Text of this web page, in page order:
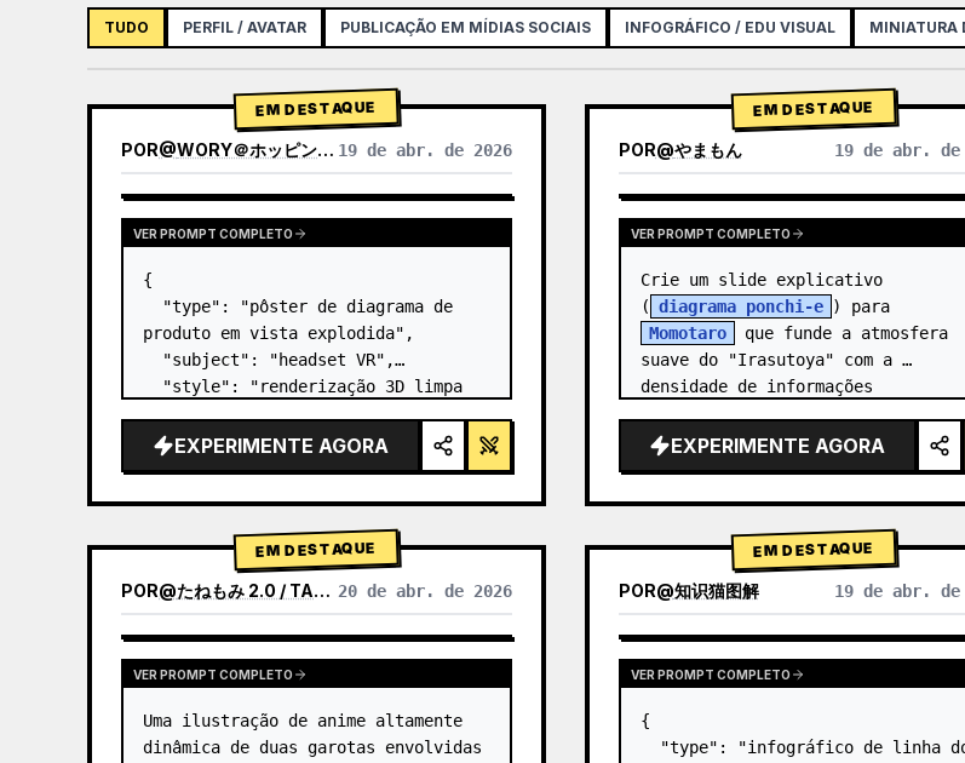
TUDO PERFIL / AVATAR PUBLICAÇÃO EM MÍDIAS SOCIAIS INFOGRÁFICO / EDU VISUAL MINIATURA
EM DESTAQUE
POR@WORY＠ホッピング中 19 de abr. de 2026
VER PROMPT COMPLETO
{
  "type": "pôster de diagrama de
produto em vista explodida",
  "subject": "headset VR",
  "style": "renderização 3D limpa
estúdio, detalhes brilhantes",
  "background": "{argument
EXPERIMENTE AGORA
EM DESTAQUE
POR@やまもん 19 de abr. de
VER RESULTADOS DE OUTROS
VER PROMPT COMPLETO
Crie um slide explicativo
( diagrama ponchi-e
) para
Momotaro
que funde a atmosfera
suave do "Irasutoya" com a
densidade de informações
Kasumigaseki".
EXPERIMENTE AGORA
EM DESTAQUE
POR@たねもみ 2.0 / TANEMOMI VER2.0 20 de abr. de 2026
VER PROMPT COMPLETO
Uma ilustração de anime altamente
dinâmica de duas garotas envolvidas
EM DESTAQUE
POR@知识猫图解 19 de abr. de
VER PROMPT COMPLETO
{
"type": "infográfico de linha